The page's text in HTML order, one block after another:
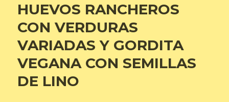
HUEVOS RANCHEROS
CON VERDURAS
VARIADAS Y GORDITA
VEGANA CON SEMILLAS
DE LINO